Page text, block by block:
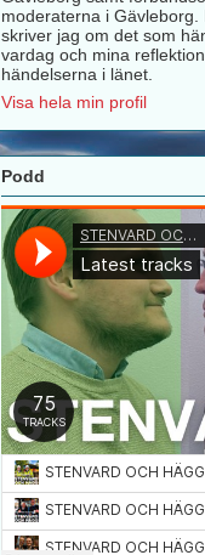
moderaterna i Gävleborg.
skriver jag om det som
vardag och mina
händelserna i länet.
Visa hela min profil
Podd